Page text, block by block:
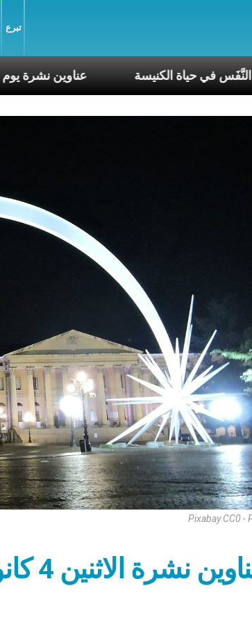
تبرع
وكلّ يوم، هما النَّفَس في حياة الكنيسة
Pixabay CC0 -
نشرة الاثنين 4 كانون الأوّل 2023: استعداد القلب